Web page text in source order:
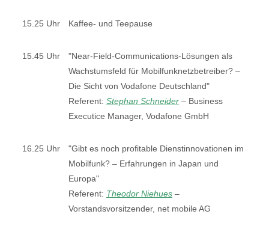
15.25 Uhr Kaffee- und Teepause
15.45 Uhr
"Near-Field-Communications-Lösungen als
Wachstumsfeld für Mobilfunknetzbetreiber? –
Die Sicht von Vodafone Deutschland"
Referent: Stephan Schneider – Business
Executice Manager, Vodafone GmbH
16.25 Uhr
"Gibt es noch profitable Dienstinnovationen im
Mobilfunk? – Erfahrungen in Japan und
Europa"
Referent: Theodor Niehues –
Vorstandsvorsitzender, net mobile AG